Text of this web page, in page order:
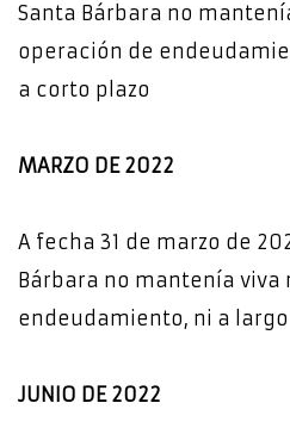
Santa Bárbara no
operación de
a corto plazo
MARZO DE 2022
A fecha 31 de marzo de
Bárbara no mantenía
endeudamiento, ni a
JUNIO DE 2022